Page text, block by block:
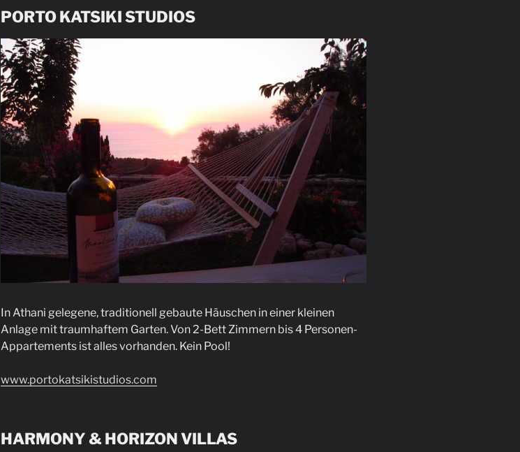
PORTO KATSIKI STUDIOS
In Athani gelegene, traditionell gebaute Häuschen in einer kleinen
Anlage mit traumhaftem Garten. Von 2-Bett Zimmern bis 4 Personen-
Appartements ist alles vorhanden. Kein Pool!
www.portokatsikistudios.com
HARMONY & HORIZON VILLAS